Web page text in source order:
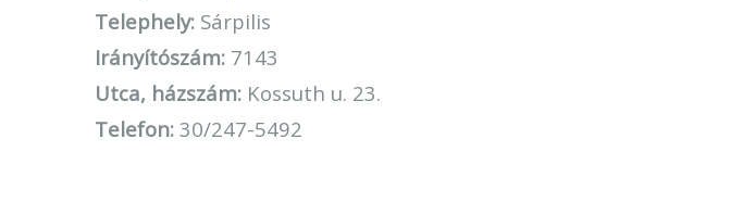
Telephely: Sárpilis
Irányítószám: 7143
Utca, házszám: Kossuth u. 23.
Telefon: 30/247-5492